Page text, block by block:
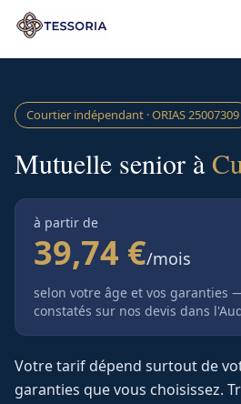
Aller au contenu principal
Courtier indépendant · ORIAS25007309
Mutuelle senior à
à partir de
39,74 €/mois
selon votre âge et vos garanties
constatés sur nos devis dans
Votre tarif dépend surtout de
garanties que vous choisissez.